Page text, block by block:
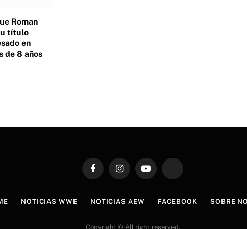
Roman
título
en
de 8 años
FacebookInstagramYouTube TikTok
NOTICIAS WWE NOTICIAS AEW FACEBOOK SOBRE
Copyright © All right reserved.